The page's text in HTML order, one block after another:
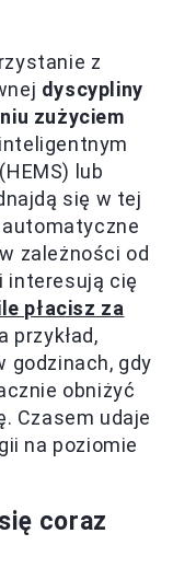
z
dyscypliny
zużyciem
lub
się w tej
zależności od
interesują cię
płacisz za
przykład,
godzinach, gdy
obniżyć
Czasem udaje
na poziomie
coraz